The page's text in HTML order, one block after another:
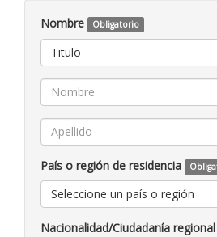
Nombre Obligatorio
Titulo
País o región de residencia
Seleccione un país o región
Nacionalidad/Ciudadanía regional